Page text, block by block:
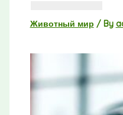
Животный мир / By